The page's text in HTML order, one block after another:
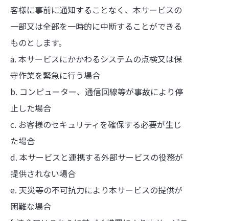
客様に事前に通知することなく、本サービスの
一部又は全部を一時的に中断することができる
ものとします。
a. 本サービスにかかわるシステムの点検又は保
守作業を緊急に行う場合
b. コンピューター、通信回線等が事故により停
止した場合
c. お客様のセキュリティを確保する必要が生じ
た場合
d. 本サービスと連携する外部サービスの役務が
提供されない場合
e. 天災等の不可抗力により本サービスの提供が
困難な場合